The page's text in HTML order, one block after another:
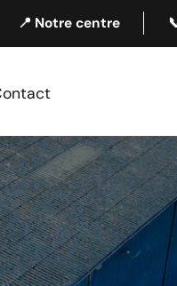
📍 Notre centre